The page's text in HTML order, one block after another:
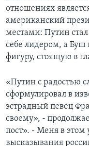
отношениях
американский
местами: Путин
себе лидером, а Буш
фигуру, стоящую в
«Путин с радостью
сформулировал в
эстрадный певец
своему», -
пост». - Меня в этом
высказывания